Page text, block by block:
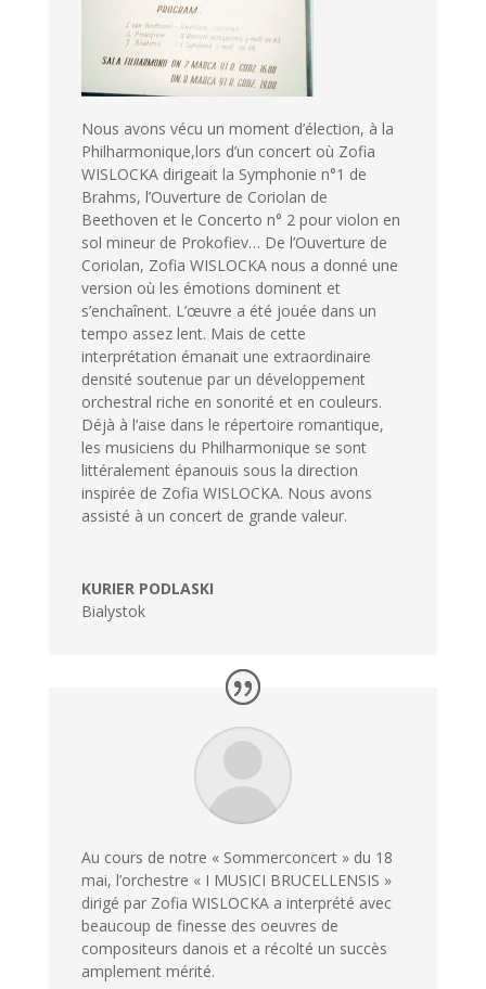
Nous avons vécu un moment d’élection, à la
Philharmonique,lors d’un concert où Zofia
WISLOCKA dirigeait la Symphonie n°1 de
Brahms, l’Ouverture de Coriolan de
Beethoven et le Concerto n° 2 pour violon en
sol mineur de Prokofiev… De l’Ouverture de
Coriolan, Zofia WISLOCKA nous a donné une
version où les émotions dominent et
s’enchaînent. L’œuvre a été jouée dans un
tempo assez lent. Mais de cette
interprétation émanait une extraordinaire
densité soutenue par un développement
orchestral riche en sonorité et en couleurs.
Déjà à l’aise dans le répertoire romantique,
les musiciens du Philharmonique se sont
littéralement épanouis sous la direction
inspirée de Zofia WISLOCKA. Nous avons
assisté à un concert de grande valeur.
KURIER PODLASKI
Bialystok
Au cours de notre « Sommerconcert » du 18
mai, l’orchestre « I MUSICI BRUCELLENSIS »
dirigé par Zofia WISLOCKA a interprété avec
beaucoup de finesse des oeuvres de
compositeurs danois et a récolté un succès
amplement mérité.